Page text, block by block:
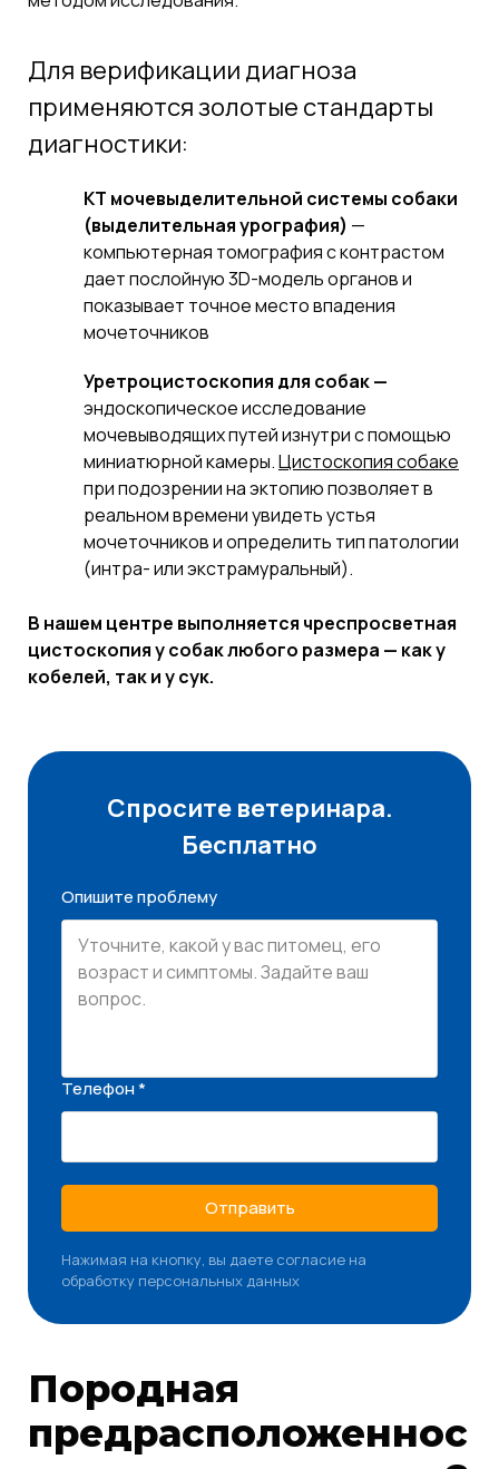
Для верификации диагноза
применяются золотые стандарты
диагностики:
КТ мочевыделительной системы собаки
(выделительная урография) —
компьютерная томография с контрастом
дает послойную 3D-модель органов и
показывает точное место впадения
мочеточников
Уретроцистоскопия для собак—
эндоскопическое исследование
мочевыводящих путей изнутри с помощью
миниатюрной камеры.Цистоскопия собаке
при подозрении на эктопию позволяет в
реальном времени увидеть устья
мочеточников и определить тип патологии
(интра- или экстрамуральный).
В нашем центре выполняется чреспросветная
цистоскопия у собак любого размера — как у
кобелей, так и у сук.
Спросите ветеринара.
Бесплатно
Опишите проблему
Телефон *
Отправить
Нажимая на кнопку, вы даете согласие на
обработку персональных данных
Породная
предрасположеннос